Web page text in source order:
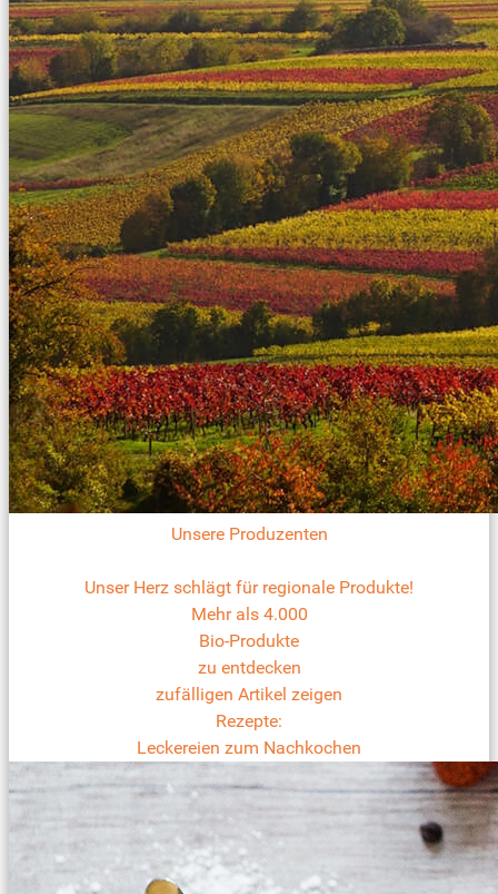
Unsere Produzenten
Unser Herz schlägt für regionale Produkte!
Mehr als 4.000
Bio-Produkte
zu entdecken
zufälligen Artikel zeigen
Rezepte:
Leckereien zum Nachkochen